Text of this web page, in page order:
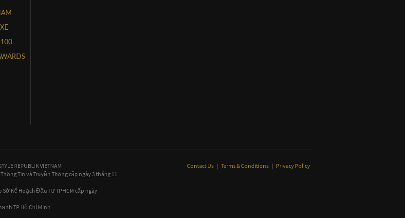
REPUBLIK VIETNAM
Tin và Truyền Thông cấp ngày 3 tháng 11
Kế Hoạch Đầu Tư TPHCM cấp ngày
TP Hồ Chí Minh
Contact Us | Terms & Conditions | Privacy Policy